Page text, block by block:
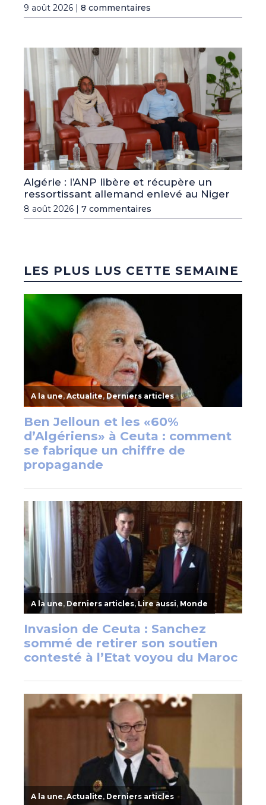
9 août 2026 | 8 commentaires
Algérie : l’ANP libère et récupère un
ressortissant allemand enlevé au Niger
8 août 2026 | 7 commentaires
LES PLUS LUS CETTE SEMAINE